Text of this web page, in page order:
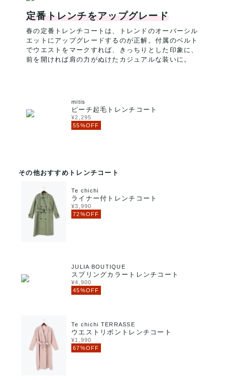
定番トレンチをアップグレード
春の定番トレンチコートは、トレンドのオーバーシル
エットにアップグレードするのが正解。付属のベルト
でウエストをマークすれば、きっちりとした印象に、
前を開ければ肩の力がぬけたカジュアルな装いに。
mitis
ピーチ起毛トレンチコート
¥2,295
55%OFF
その他おすすめトレンチコート
Te chichi
ライナー付トレンチコート
¥3,990
72%OFF
JULIA BOUTIQUE
スプリングカラートレンチコート
¥4,900
45%OFF
Te chichi TERRASSE
ウエストリボントレンチコート
¥1,990
67%OFF